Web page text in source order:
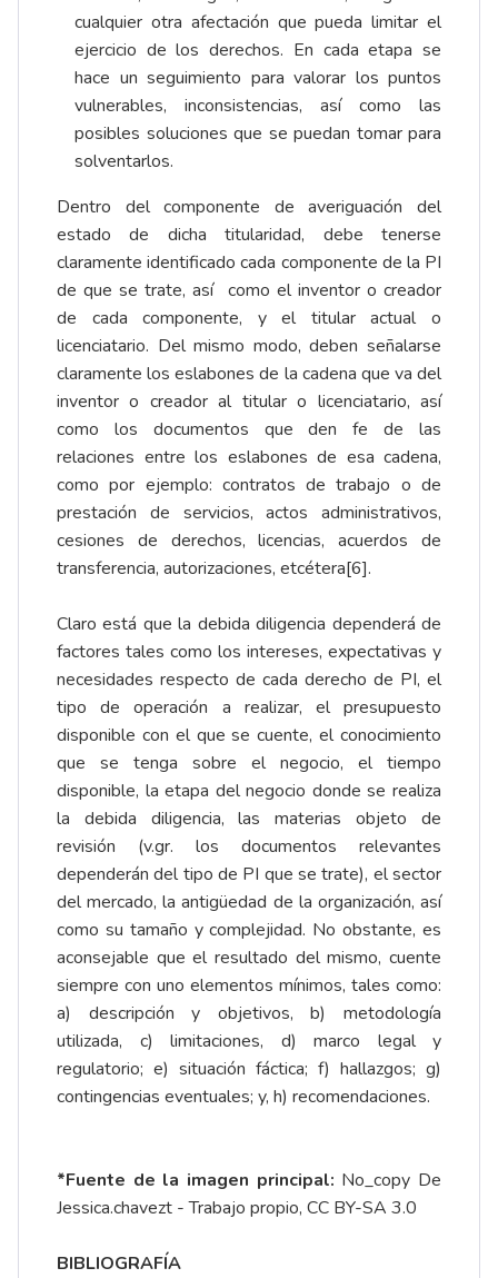
cualquier otra afectación que pueda limitar el
ejercicio de los derechos. En cada etapa se
hace un seguimiento para valorar los puntos
vulnerables, inconsistencias, así como las
posibles soluciones que se puedan tomar para
solventarlos.
Dentro del componente de averiguación del
estado de dicha titularidad, debe tenerse
claramente identificado cada componente de la PI
de que se trate, así como el inventor o creador
de cada componente, y el titular actual o
licenciatario. Del mismo modo, deben señalarse
claramente los eslabones de la cadena que va del
inventor o creador al titular o licenciatario, así
como los documentos que den fe de las
relaciones entre los eslabones de esa cadena,
como por ejemplo: contratos de trabajo o de
prestación de servicios, actos administrativos,
cesiones de derechos, licencias, acuerdos de
transferencia, autorizaciones, etcétera[6].
Claro está que la debida diligencia dependerá de
factores tales como los intereses, expectativas y
necesidades respecto de cada derecho de PI, el
tipo de operación a realizar, el presupuesto
disponible con el que se cuente, el conocimiento
que se tenga sobre el negocio, el tiempo
disponible, la etapa del negocio donde se realiza
la debida diligencia, las materias objeto de
revisión (v.gr. los documentos relevantes
dependerán del tipo de PI que se trate), el sector
del mercado, la antigüedad de la organización, así
como su tamaño y complejidad. No obstante, es
aconsejable que el resultado del mismo, cuente
siempre con uno elementos mínimos, tales como:
a) descripción y objetivos, b) metodología
utilizada, c) limitaciones, d) marco legal y
regulatorio; e) situación fáctica; f) hallazgos; g)
contingencias eventuales; y, h) recomendaciones.
*Fuente de la imagen principal: No_copy De
Jessica.chavezt - Trabajo propio, CC BY-SA 3.0
BIBLIOGRAFÍA